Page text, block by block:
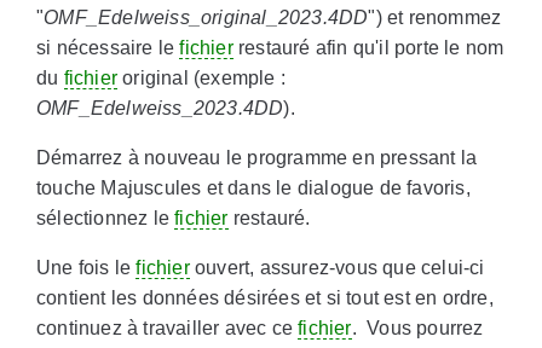
"OMF_Edelweiss_original_2023.4DD") et renommez
si nécessaire lefichierrestauré afin qu'il porte le nom
du fichieroriginal (exemple :
OMF_Edelweiss_2023.4DD).
Démarrez à nouveau le programme en pressant la
touche Majuscules et dans le dialogue de favoris,
sélectionnez lefichier restauré.
Une fois lefichierouvert, assurez-vous que celui-ci
contient les données désirées et si tout est en ordre,
continuez à travailler avec cefichier. Vous pourrez